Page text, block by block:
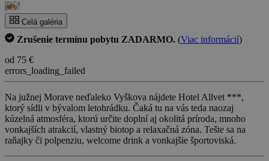
Celá galéria
Zrušenie termínu pobytu ZADARMO. (Viac informácií)
od 75 €
errors_loading_failed
Na južnej Morave neďaleko Vyškova nájdete Hotel Allvet ***,
ktorý sídli v bývalom letohrádku. Čaká tu na vás teda naozaj
kúzelná atmosféra, ktorú určite doplní aj okolitá príroda, mnoho
vonkajších atrakcií, vlastný biotop a relaxačná zóna. Tešte sa na
raňajky či polpenziu, welcome drink a vonkajšie športoviská.